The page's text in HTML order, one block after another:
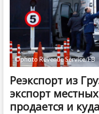
©photo Revenue Service/FB
Реэкспорт из
экспорт
продается и куда